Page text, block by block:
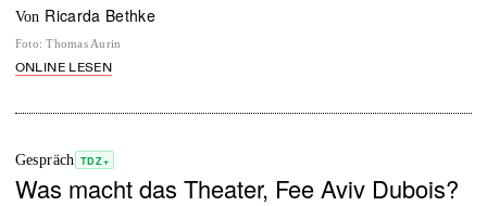
von Ricarda Bethke
Foto: Thomas Aurin
ONLINE LESEN
Gespräch TDZ+
Was macht das Theater, Fee Aviv Dubois?